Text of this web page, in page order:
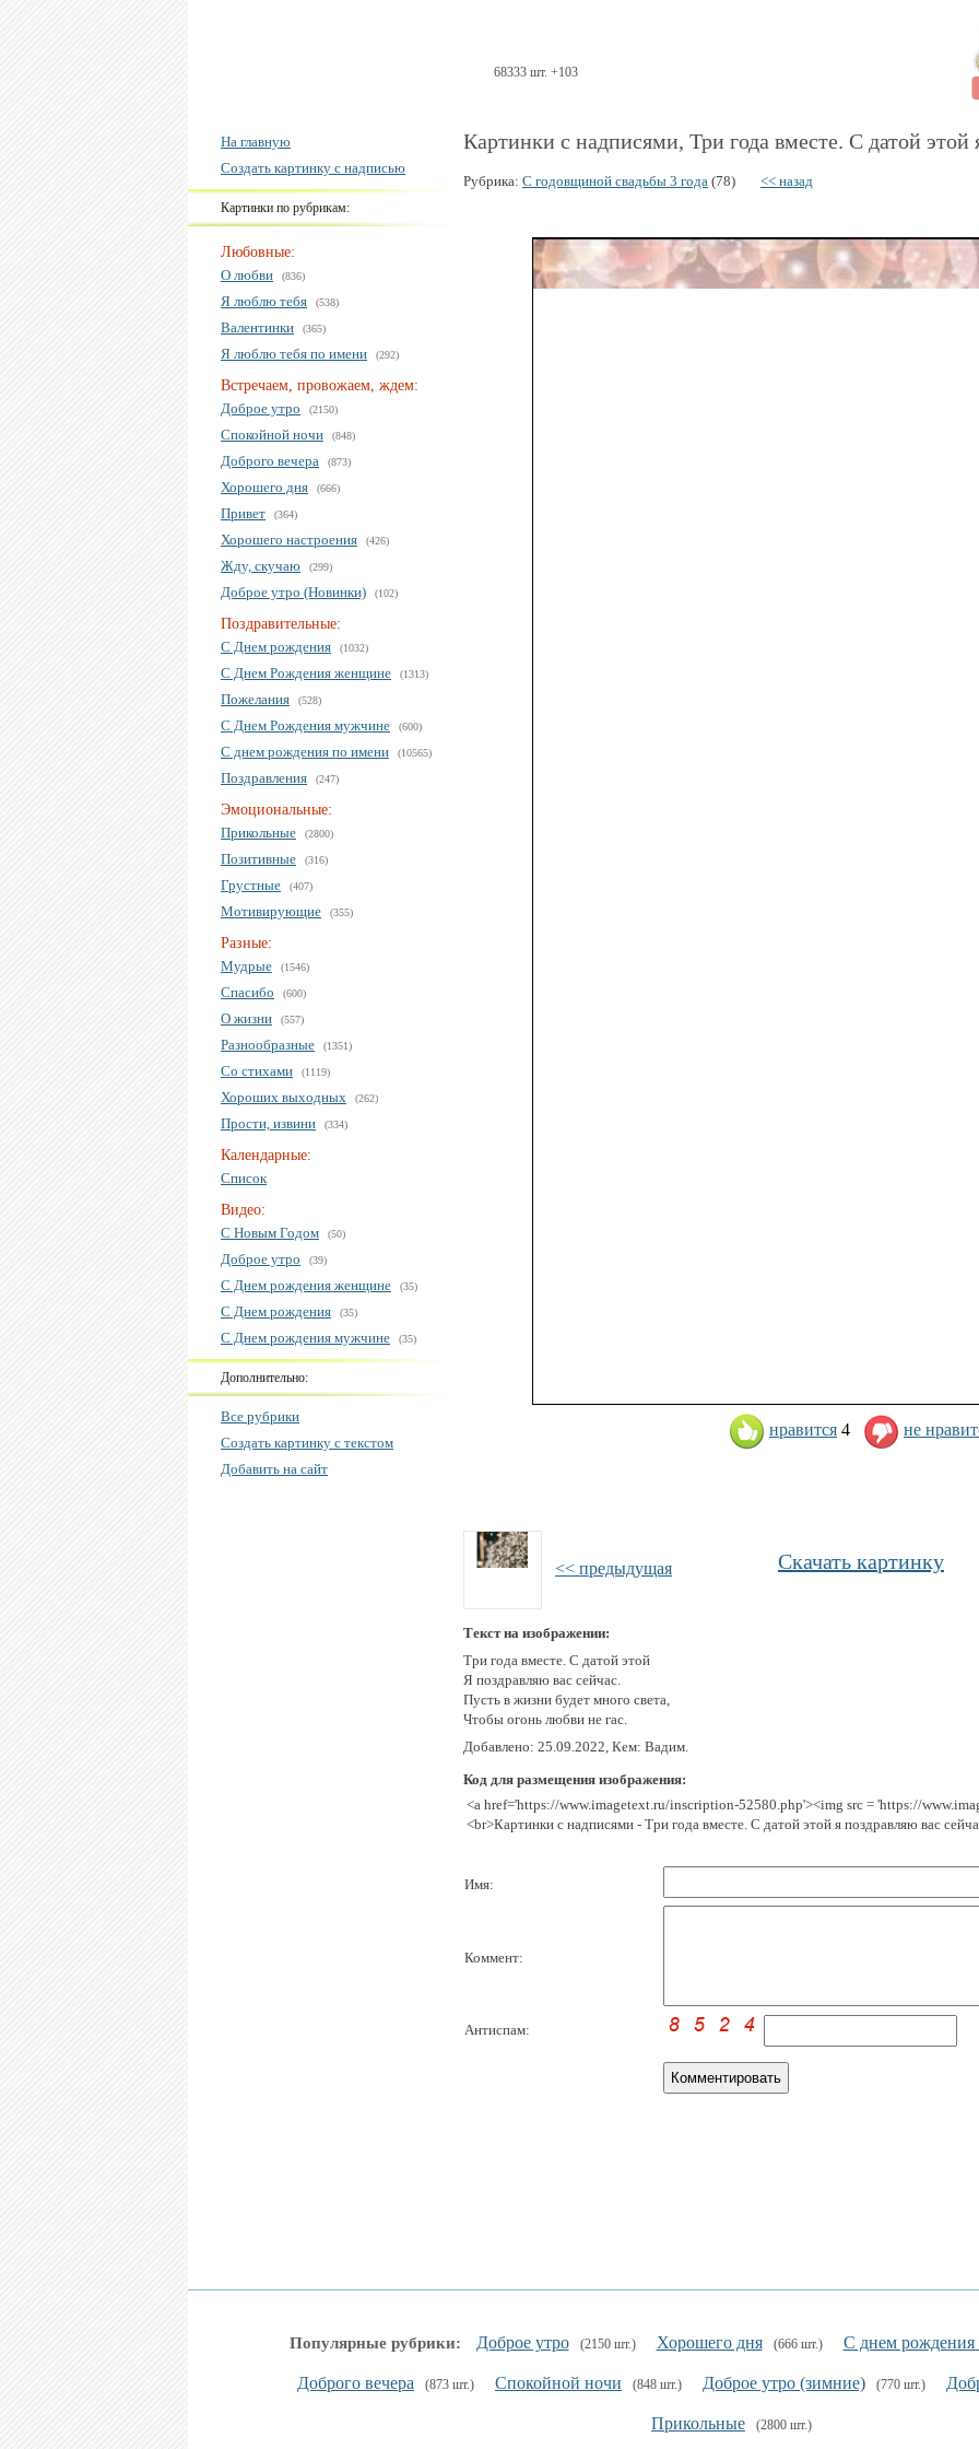
68333 шт. +103
На главную
Создать картинку с надписью
Картинки по рубрикам:
Любовные:
О любви
(836)
Я люблю тебя (538)
Валентинки (365)
Я люблю тебя по имени (292)
Встречаем, провожаем, ждем:
Доброе утро
(2150)
Спокойной ночи (848)
Доброго вечера (873)
Хорошего дня (666)
Привет (364)
Хорошего настроения (426)
Жду, скучаю (299)
Доброе утро (Новинки) (102)
Поздравительные:
С Днем рождения
(1032)
С Днем Рождения женщине (1313)
Пожелания (528)
С Днем Рождения мужчине (600)
С днем рождения по имени (10565)
Поздравления (247)
Эмоциональные:
Прикольные
(2800)
Позитивные (316)
Грустные (407)
Мотивирующие (355)
Разные:
Мудрые
(1546)
Спасибо (600)
О жизни (557)
Разнообразные (1351)
Со стихами (1119)
Хороших выходных (262)
Прости, извини (334)
Календарные:
Список
Видео:
С Новым Годом
(50)
Доброе утро (39)
С Днем рождения женщине (35)
С Днем рождения (35)
С Днем рождения мужчине (35)
Дополнительно:
Все рубрики
Создать картинку с текстом
Добавить на сайт
Картинки с надписями, Три года вместе. С датой этой
Рубрика: С годовщиной свадьбы 3 года (78) << назад
нравится 4 не
<< предыдущая Скачать картинку
Текст на изображении:
Три года вместе. С датой этой
Я поздравляю вас сейчас.
Пусть в жизни будет много света,
Чтобы огонь любви не гас.
Добавлено: 25.09.2022, Кем: Вадим.
Код для размещения изображения:
<a href='https://www.imagetext.ru/inscription-52580.php'><img src = 'https://
<br>Картинки с надписями - Три года вместе. С датой этой я поздравляю вас
Имя:
Коммент:
Антиспам:
Популярные рубрики: Доброе утро (2150 шт.) Хорошего дня (666 шт.) С днем
Доброго вечера (873 шт.) Спокойной ночи (848 шт.) Доброе утро (зимние) (770 шт.)
Прикольные (2800 шт.)